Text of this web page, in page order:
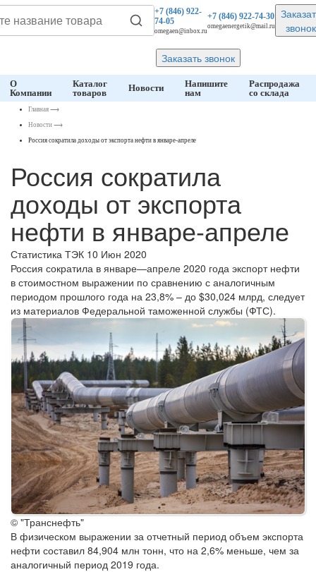
+7 (846)922-
74-05
omegaen@inbox.ru
+7 (846)922-74-30
omegaenergetik@mail.ru
звонок
Заказать звонок
О
Компании
Каталог
товаров
Новости
Напишите
нам
Распродажа
со склада
Главная ⟶
Новости ⟶
Россия сократила доходы от экспорта нефти в январе-апреле
Россия сократила
доходы от экспорта
нефти в январе-апреле
Статистика ТЭК 10 Июн 2020
Россия сократила в январе—апреле 2020 года экспорт нефти
в стоимостном выражении по сравнению с аналогичным
периодом прошлого года на 23,8% – до $30,024 млрд, следует
из материалов Федеральной таможенной службы (ФТС).
© "Транснефть"
В физическом выражении за отчетный период объем экспорта
нефти составил 84,904 млн тонн, что на 2,6% меньше, чем за
аналогичный период 2019 года.